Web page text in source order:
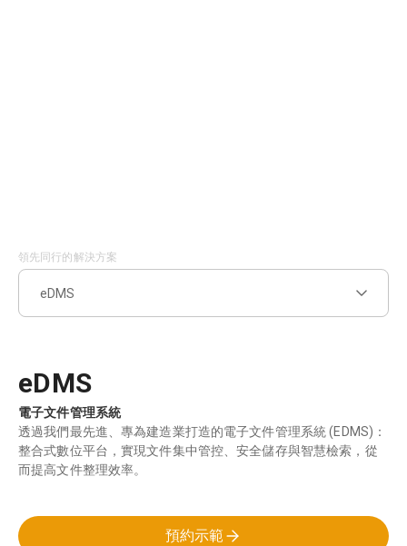
領先同行的解決方案
eDMS
eDMS
電子文件管理系統
透過我們最先進、專為建造業打造的電子文件管理系統 (EDMS)：
整合式數位平台，實現文件集中管控、安全儲存與智慧檢索，從
而提高文件整理效率。
預約示範